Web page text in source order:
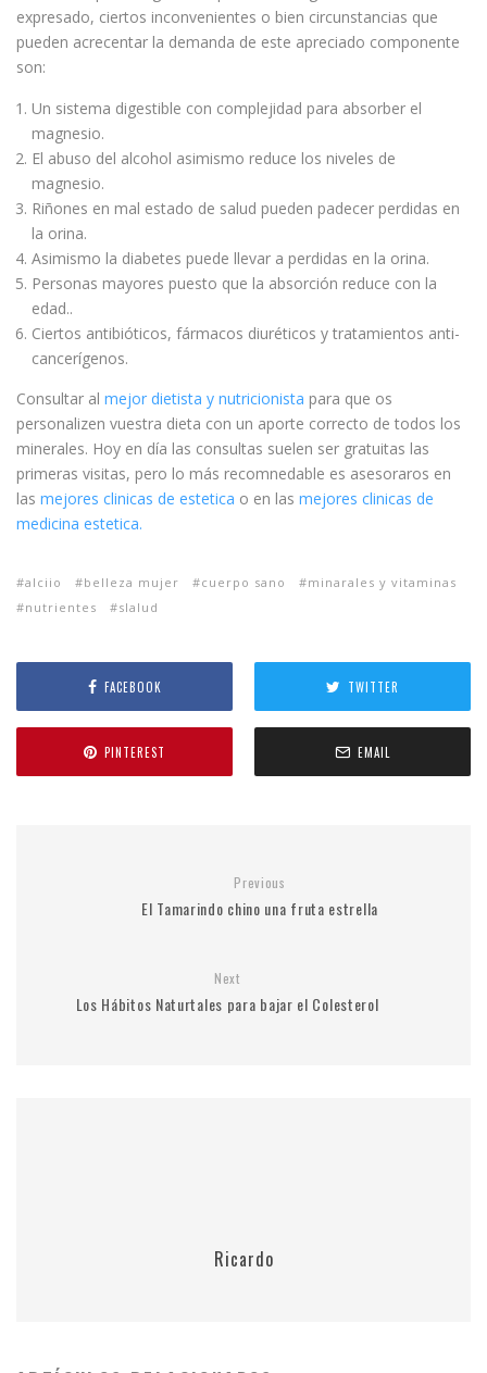
expresado, ciertos inconvenientes o bien circunstancias que
pueden acrecentar la demanda de este apreciado componente
son:
Un sistema digestible con complejidad para absorber el
magnesio.
El abuso del alcohol asimismo reduce los niveles de
magnesio.
Riñones en mal estado de salud pueden padecer perdidas en
la orina.
Asimismo la diabetes puede llevar a perdidas en la orina.
Personas mayores puesto que la absorción reduce con la
edad..
Ciertos antibióticos, fármacos diuréticos y tratamientos anti-
cancerígenos.
Consultar al mejor dietista y nutricionista para que os
personalizen vuestra dieta con un aporte correcto de todos los
minerales. Hoy en día las consultas suelen ser gratuitas las
primeras visitas, pero lo más recomnedable es asesoraros en
las mejores clinicas de estetica o en las mejores clinicas de
medicina estetica.
alciio belleza mujer cuerpo sano
minarales y vitaminas
nutrientes
slalud
FACEBOOK TWITTER
PINTEREST EMAIL
Previous
El Tamarindo chino una fruta estrella
Next
Los Hábitos Naturtales para bajar el Colesterol
Ricardo